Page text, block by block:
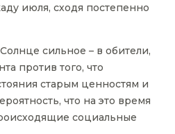
июля, сходя постепенно
сильное – в обители,
против того, что
старым ценностям и
что на это время
социальные